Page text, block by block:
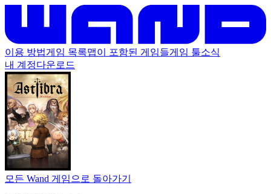
이용 방법게임 목록맵이 포함된 게임들게임 툴소식
내 계정다운로드
모든 Wand 게임으로 돌아가기